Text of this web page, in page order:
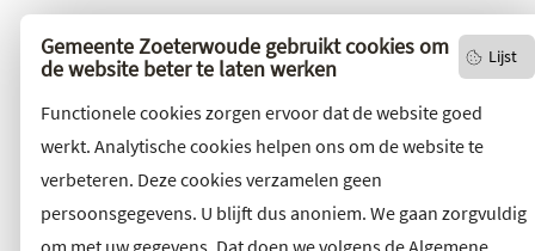
Lijst
Gemeente Zoeterwoude gebruikt cookies om
de website beter te laten werken
Functionele cookies zorgen ervoor dat de website goed
werkt. Analytische cookies helpen ons om de website te
verbeteren. Deze cookies verzamelen geen
persoonsgegevens. U blijft dus anoniem. We gaan zorgvuldig
om met uw gegevens. Dat doen we volgens de Algemene